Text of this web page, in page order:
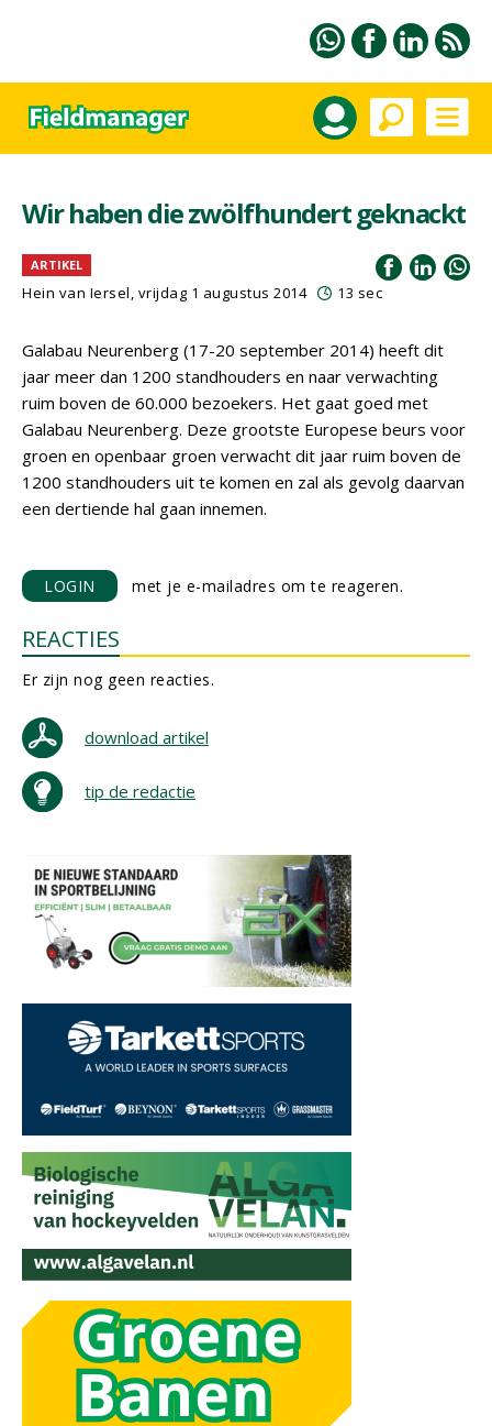
Wir haben die zwölfhundert geknackt
ARTIKEL
Hein van Iersel, vrijdag 1 augustus 2014 13 sec
Galabau Neurenberg (17-20 september 2014) heeft dit
jaar meer dan 1200 standhouders en naar verwachting
ruim boven de 60.000 bezoekers. Het gaat goed met
Galabau Neurenberg. Deze grootste Europese beurs voor
groen en openbaar groen verwacht dit jaar ruim boven de
1200 standhouders uit te komen en zal als gevolg daarvan
een dertiende hal gaan innemen.
LOGIN met je e-mailadres om te reageren.
REACTIES
Er zijn nog geen reacties.
download artikel
tip de redactie